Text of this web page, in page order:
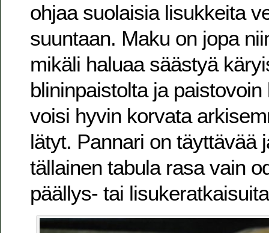
ohjaa suolaisia lisukkeita
suuntaan. Maku on jopa
mikäli haluaa säästyä
blininpaistolta ja
voisi hyvin korvata
lätyt. Pannari on täyttävää
tällainen tabula rasa vain
päällys- tai